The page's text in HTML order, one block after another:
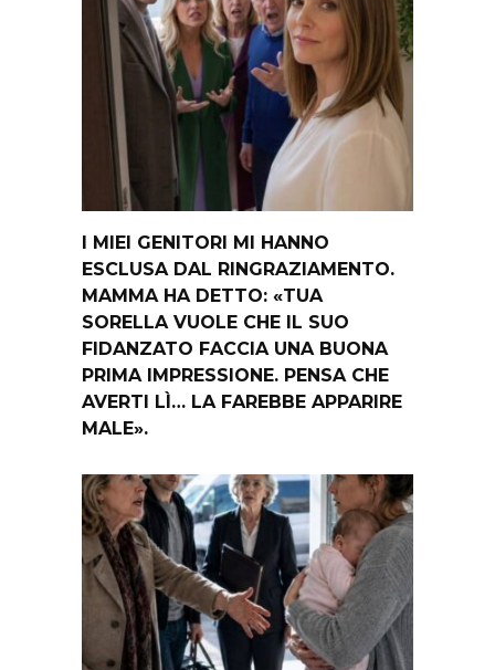
I MIEI GENITORI MI HANNO
ESCLUSA DAL RINGRAZIAMENTO.
MAMMA HA DETTO: «TUA
SORELLA VUOLE CHE IL SUO
FIDANZATO FACCIA UNA BUONA
PRIMA IMPRESSIONE. PENSA CHE
AVERTI LÌ… LA FAREBBE APPARIRE
MALE».